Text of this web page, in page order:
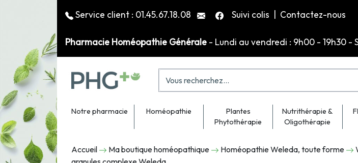
Service client : 01.45.67.18.08 Suivi colis Contactez-nous
Pharmacie Homéopathie Générale - Lundi au vendredi : 9h00 - 19h30 -
Notre pharmacie Homéopathie
Plantes
Phytothérapie
Nutrithérapie &
Oligothérapie
Accueil Ma boutique homéopathique Homéopathie Weleda, toute forme